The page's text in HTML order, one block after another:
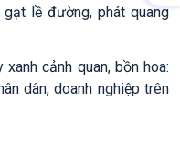
lề đường, phát quang
cảnh quan, bồn hoa:
dân, doanh nghiệp trên